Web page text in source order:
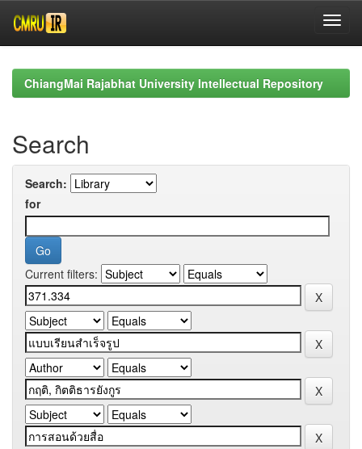
navigationChiangMai Rajabhat University Intellectual Repository
Search
Search:
for
Current filters: